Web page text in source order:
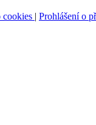
cookies | Prohlášení o